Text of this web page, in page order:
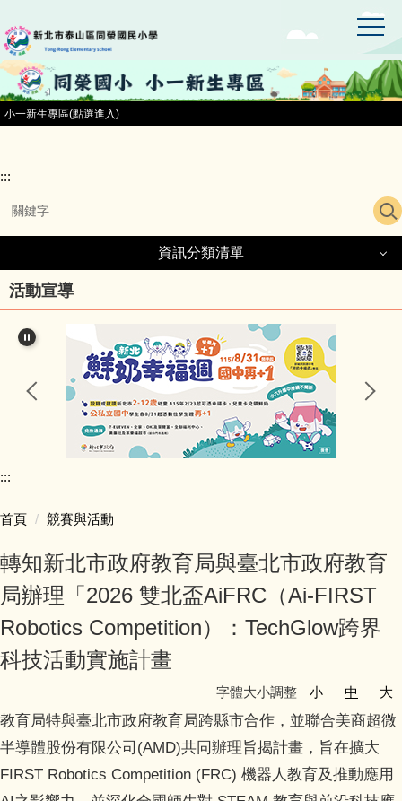
到
主
要
內
容
區
小一新生專區(點選進入)
:::
資訊分類清單
資訊分類清單
同榮國小首頁
小一新生專區
行政團隊介紹
學校行事簡曆
學校簡介
公開授課專區
公職人員利益迴避專區
活動宣導
:::
首頁 競賽與活動
轉知新北市政府教育局與臺北市政府教育
局辦理「2026 雙北盃AiFRC（Ai-FIRST
Robotics Competition）：TechGlow跨界
科技活動實施計畫
字體大小調整 小 中 大
教育局特與臺北市政府教育局跨縣市合作，並聯合美商超微
半導體股份有限公司(AMD)共同辦理旨揭計畫，旨在擴大
FIRST Robotics Competition (FRC) 機器人教育及推動應用